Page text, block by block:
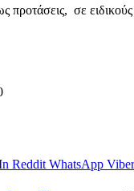
προτάσεις, σε
Reddit WhatsApp Viber